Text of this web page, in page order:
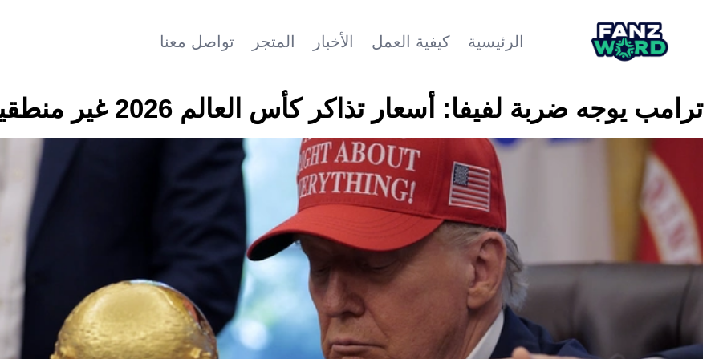
الرئيسية كيفية العمل الأخبار المتجر تواصل معنا
ترامب يوجه ضربة لفيفا: أسعار تذاكر كأس العالم 2026 غير منطقية!